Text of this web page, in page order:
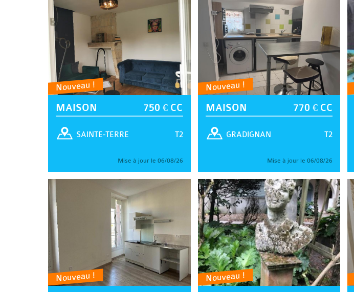
Nouveau !
MAISON 750 € CC
T2
SAINTE-TERRE
Mise à jour le 06/08/26
Nouveau !
MAISON 770 € CC
T2
GRADIGNAN
Mise à jour le 06/08/26
Nouveau ! Nouveau !